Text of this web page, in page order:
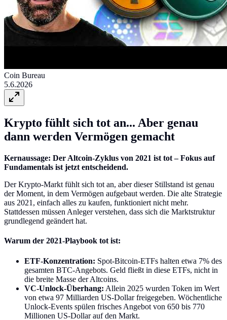
Coin Bureau
5.6.2026
Krypto fühlt sich tot an... Aber genau
dann werden Vermögen gemacht
Kernaussage: Der Altcoin-Zyklus von 2021 ist tot – Fokus auf
Fundamentals ist jetzt entscheidend.
Der Krypto-Markt fühlt sich tot an, aber dieser Stillstand ist genau
der Moment, in dem Vermögen aufgebaut werden. Die alte Strategie
aus 2021, einfach alles zu kaufen, funktioniert nicht mehr.
Stattdessen müssen Anleger verstehen, dass sich die Marktstruktur
grundlegend geändert hat.
Warum der 2021-Playbook tot ist:
ETF-Konzentration: Spot-Bitcoin-ETFs halten etwa 7% des
gesamten BTC-Angebots. Geld fließt in diese ETFs, nicht in
die breite Masse der Altcoins.
VC-Unlock-Überhang: Allein 2025 wurden Token im Wert
von etwa 97 Milliarden US-Dollar freigegeben. Wöchentliche
Unlock-Events spülen frisches Angebot von 650 bis 770
Millionen US-Dollar auf den Markt.